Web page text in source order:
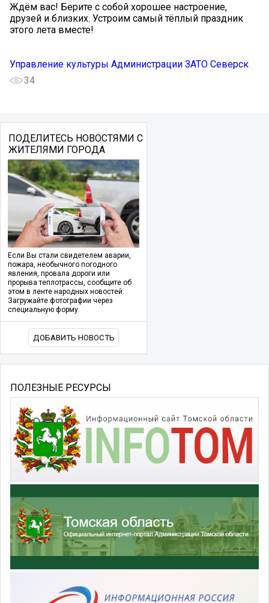
Ждём вас! Берите с собой хорошее настроение,
друзей и близких. Устроим самый тёплый праздник
этого лета вместе!
Управление культуры Администрации ЗАТО Северск
34
ПОДЕЛИТЕСЬ НОВОСТЯМИ С
ЖИТЕЛЯМИ ГОРОДА
Если Вы стали свидетелем аварии,
пожара, необычного погодного
явления, провала дороги или
прорыва теплотрассы, сообщите об
этом в ленте народных новостей.
Загружайте фотографии через
специальную форму.
ДОБАВИТЬ НОВОСТЬ
ПОЛЕЗНЫЕ РЕСУРСЫ